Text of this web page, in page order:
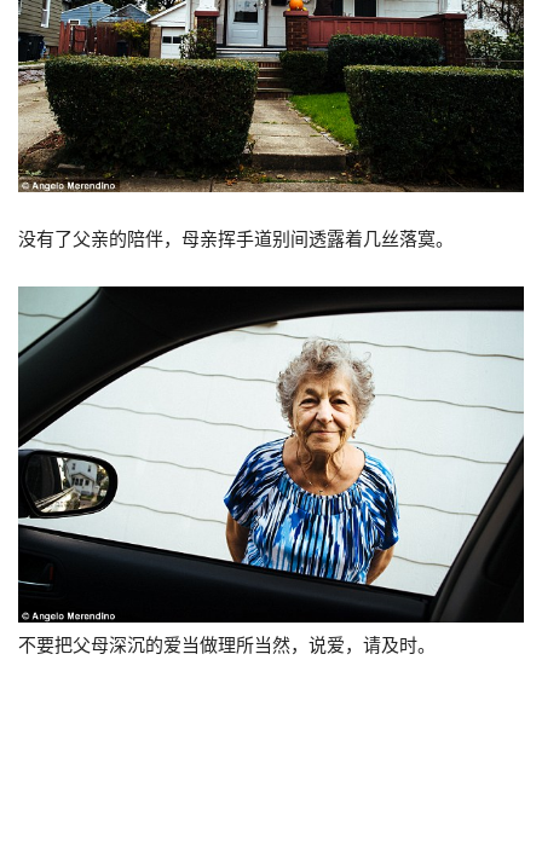
没有了父亲的陪伴，母亲挥手道别间透露着几丝落寞。
不要把父母深沉的爱当做理所当然，说爱，请及时。